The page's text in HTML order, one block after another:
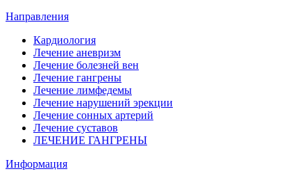
Направления
Кардиология
Лечение аневризм
Лечение болезней вен
Лечение гангрены
Лечение лимфедемы
Лечение нарушений эрекции
Лечение сонных артерий
Лечение суставов
ЛЕЧЕНИЕ ГАНГРЕНЫ
Информация